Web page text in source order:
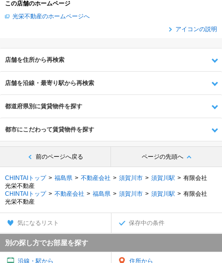
この店舗のホームページ
光栄不動産のホームページへ
アイコンの説明
店舗を住所から再検索
店舗を沿線・最寄り駅から再検索
都道府県別に賃貸物件を探す
都市にこだわって賃貸物件を探す
前のページへ戻る ページの先頭へ
CHINTAIトップ 福島県 不動産会社 須賀川市 須賀川駅
有限会社
光栄不動産
CHINTAIトップ
不動産会社 福島県 須賀川市 須賀川駅
有限会社
光栄不動産
気になるリスト 保存中の条件
別の探し方でお部屋を探す
沿線・駅から 住所から